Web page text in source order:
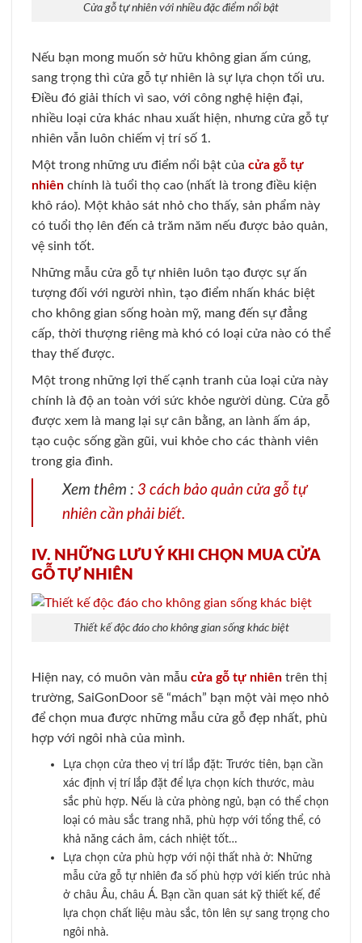
Cửa gỗ tự nhiên với nhiều đặc điểm nổi bật
Nếu bạn mong muốn sở hữu không gian ấm cúng,
sang trọng thì cửa gỗ tự nhiên là sự lựa chọn tối ưu.
Điều đó giải thích vì sao, với công nghệ hiện đại,
nhiều loại cửa khác nhau xuất hiện, nhưng cửa gỗ tự
nhiên vẫn luôn chiếm vị trí số 1.
Một trong những ưu điểm nổi bật của cửa gỗ tự
nhiên chính là tuổi thọ cao (nhất là trong điều kiện
khô ráo). Một khảo sát nhỏ cho thấy, sản phẩm này
có tuổi thọ lên đến cả trăm năm nếu được bảo quản,
vệ sinh tốt.
Những mẫu cửa gỗ tự nhiên luôn tạo được sự ấn
tượng đối với người nhìn, tạo điểm nhấn khác biệt
cho không gian sống hoàn mỹ, mang đến sự đẳng
cấp, thời thượng riêng mà khó có loại cửa nào có thể
thay thế được.
Một trong những lợi thế cạnh tranh của loại cửa này
chính là độ an toàn với sức khỏe người dùng. Cửa gỗ
được xem là mang lại sự cân bằng, an lành ấm áp,
tạo cuộc sống gần gũi, vui khỏe cho các thành viên
trong gia đình.
Xem thêm : 3 cách bảo quản cửa gỗ tự
nhiên cần phải biết.
IV. NHỮNG LƯU Ý KHI CHỌN MUA CỬA
GỖ TỰ NHIÊN
Thiết kế độc đáo cho không gian sống khác biệt
Hiện nay, có muôn vàn mẫu cửa gỗ tự nhiên trên thị
trường, SaiGonDoor sẽ “mách” bạn một vài mẹo nhỏ
để chọn mua được những mẫu cửa gỗ đẹp nhất, phù
hợp với ngôi nhà của mình.
Lựa chọn cửa theo vị trí lắp đặt: Trước tiên, bạn cần
xác định vị trí lắp đặt để lựa chọn kích thước, màu
sắc phù hợp. Nếu là cửa phòng ngủ, bạn có thể chọn
loại có màu sắc trang nhã, phù hợp với tổng thể, có
khả năng cách âm, cách nhiệt tốt…
Lựa chọn cửa phù hợp với nội thất nhà ở: Những
mẫu cửa gỗ tự nhiên đa số phù hợp với kiến trúc nhà
ở châu Âu, châu Á. Bạn cần quan sát kỹ thiết kế, để
lựa chọn chất liệu màu sắc, tôn lên sự sang trọng cho
ngôi nhà.